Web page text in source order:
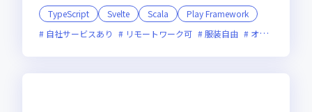
TypeScript
Svelte Scala
Play Framework
自社サービスあり
リモートワーク可 服装自由 オンライン選考可